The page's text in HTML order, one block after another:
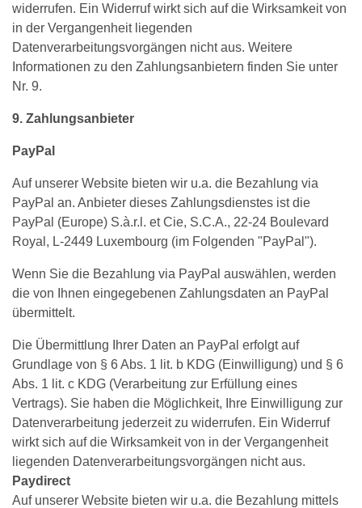
widerrufen. Ein Widerruf wirkt sich auf die Wirksamkeit von
in der Vergangenheit liegenden
Datenverarbeitungsvorgängen nicht aus. Weitere
Informationen zu den Zahlungsanbietern finden Sie unter
Nr. 9.
9. Zahlungsanbieter
PayPal
Auf unserer Website bieten wir u.a. die Bezahlung via
PayPal an. Anbieter dieses Zahlungsdienstes ist die
PayPal (Europe) S.à.r.l. et Cie, S.C.A., 22-24 Boulevard
Royal, L-2449 Luxembourg (im Folgenden "PayPal").
Wenn Sie die Bezahlung via PayPal auswählen, werden
die von Ihnen eingegebenen Zahlungsdaten an PayPal
übermittelt.
Die Übermittlung Ihrer Daten an PayPal erfolgt auf
Grundlage von § 6 Abs. 1 lit. b KDG (Einwilligung) und § 6
Abs. 1 lit. c KDG (Verarbeitung zur Erfüllung eines
Vertrags). Sie haben die Möglichkeit, Ihre Einwilligung zur
Datenverarbeitung jederzeit zu widerrufen. Ein Widerruf
wirkt sich auf die Wirksamkeit von in der Vergangenheit
liegenden Datenverarbeitungsvorgängen nicht aus.
Paydirect
Auf unserer Website bieten wir u.a. die Bezahlung mittels